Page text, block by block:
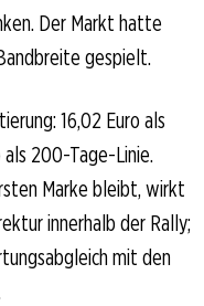
Der Markt hatte
gespielt.
16,02 Euro als
als 200-Tage-Linie.
Marke bleibt, wirkt
innerhalb der Rally;
mit den